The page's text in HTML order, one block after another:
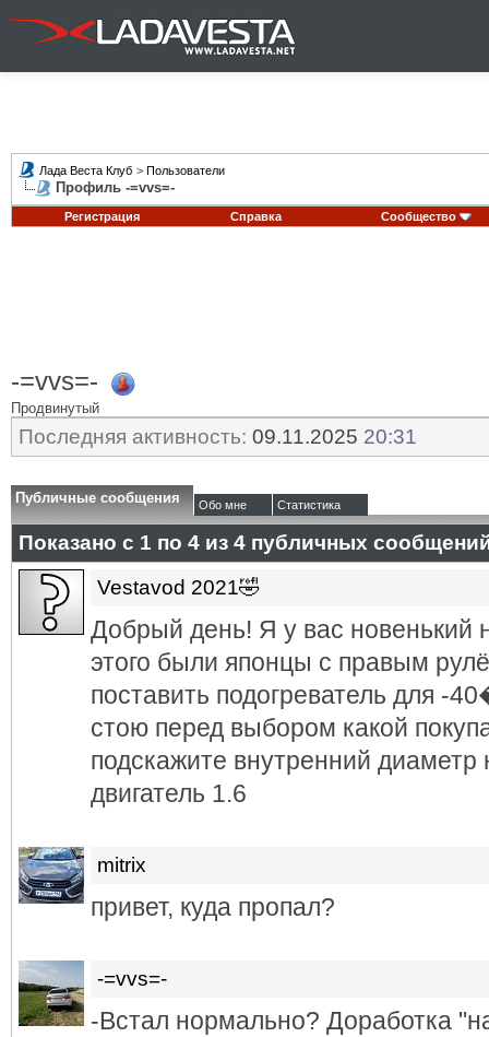
Лада Веста Клуб > Пользователи
Профиль -=vvs=-
Регистрация Справка Сообщество
-=vvs=-
Продвинутый
Последняя активность: 09.11.2025 20:31
Публичные сообщения Обо мне Статистика
Показано с 1 по 4 из 4 публичных
Vestavod 2021🤣
Добрый день! Я у вас новенький
этого были японцы с правым
поставить подогреватель
стою перед выбором какой
подскажите внутренний диаметр
двигатель 1.6
mitrix
привет, куда пропал?
-=vvs=-
-Встал нормально? Доработка